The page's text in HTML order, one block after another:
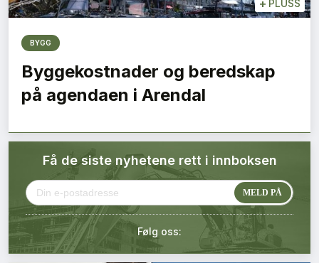
Øvrige
Tips redaksjonen
Annonsering
Abonnement Pluss
Kontakt oss
Login
+ PLUSS
BYGG
Byggekostnader og beredskap
på agendaen i Arendal
Få de siste nyhetene rett i innboksen
Følg oss: